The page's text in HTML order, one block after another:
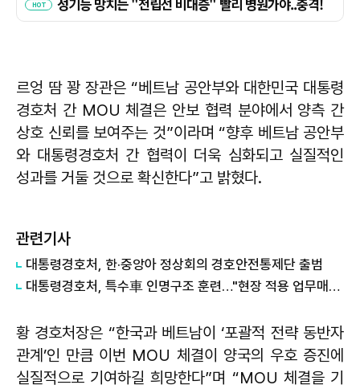
르엉 땀 꽝 장관은 “베트남 공안부와 대한민국 대통령
경호처 간 MOU 체결은 안보 협력 분야에서 양측 간
상호 신뢰를 보여주는 것”이라며 “향후 베트남 공안부
와 대통령경호처 간 협력이 더욱 심화되고 실질적인
성과를 거둘 것으로 확신한다”고 밝혔다.
관련기사
대통령경호처, 한·중앙아 정상회의 경호안전통제단 출범
대통령경호처, 특수車 인명구조 훈련…"현장 적용 업무매뉴얼 고도화"
황 경호처장은 “한국과 베트남이 ‘포괄적 전략 동반자
관계’인 만큼 이번 MOU 체결이 양국의 우호 증진에
실질적으로 기여하길 희망한다”며 “MOU 체결을 기